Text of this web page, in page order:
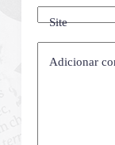
Site
Adicionar